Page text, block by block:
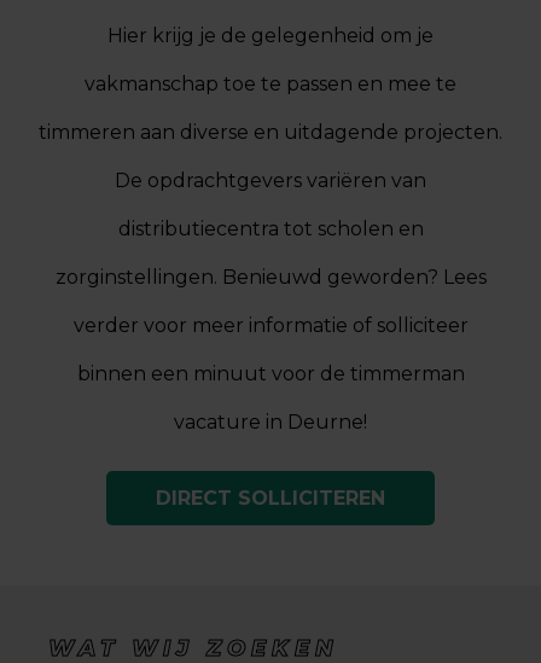
Hier krijg je de gelegenheid om je
vakmanschap toe te passen en mee te
timmeren aan diverse en uitdagende projecten.
De opdrachtgevers variëren van
distributiecentra tot scholen en
zorginstellingen. Benieuwd geworden? Lees
verder voor meer informatie of solliciteer
binnen een minuut voor de timmerman
vacature in Deurne!
DIRECT SOLLICITEREN
WAT WIJ ZOEKEN